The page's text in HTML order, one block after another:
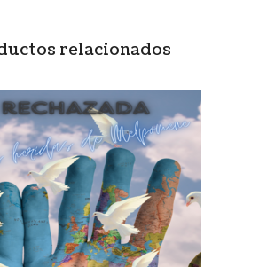
relacionados